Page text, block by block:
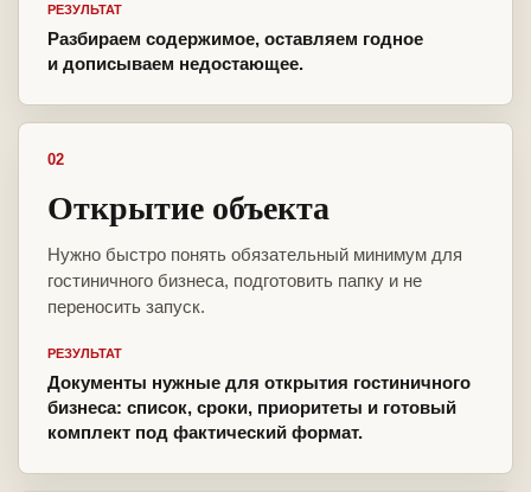
РЕЗУЛЬТАТ
Разбираем содержимое, оставляем годное
и дописываем недостающее.
02
Открытие объекта
Нужно быстро понять обязательный минимум для
гостиничного бизнеса, подготовить папку и не
переносить запуск.
РЕЗУЛЬТАТ
Документы нужные для открытия гостиничного
бизнеса: список, сроки, приоритеты и готовый
комплект под фактический формат.